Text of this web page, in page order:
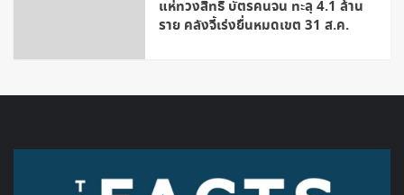
แห่ทวงสิทธิ บัตรคนจน ทะลุ 4.1 ล้าน
ราย คลังจี้เร่งยื่นหมดเขต 31 ส.ค.